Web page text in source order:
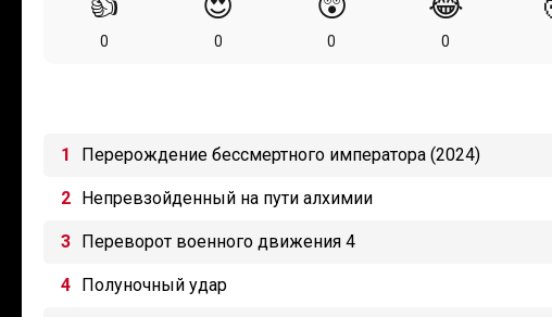
0 0 0 0
Перерождение бессмертного императора (2024)
Непревзойденный на пути алхимии
Переворот военного движения 4
Полуночный удар